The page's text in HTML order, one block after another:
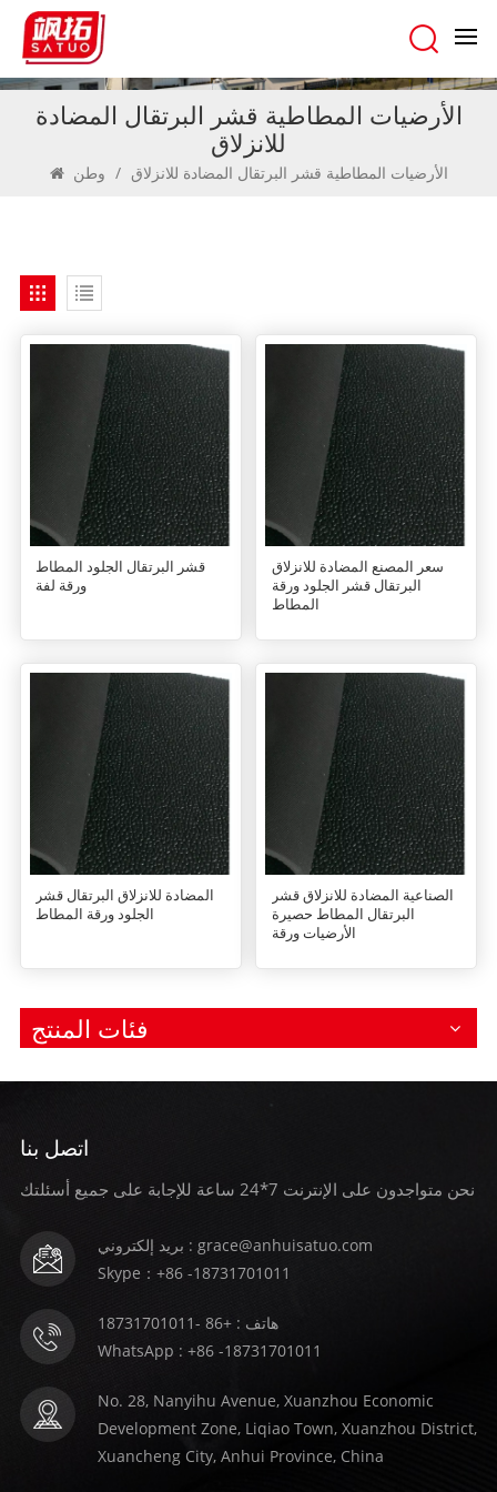
الأرضيات المطاطية قشر البرتقال المضادة
للانزلاق
/ الأرضيات المطاطية قشر البرتقال المضادة للانزلاق
قشر البرتقال الجلود المطاط
ورقة لفة
سعر المصنع المضادة للانزلاق
البرتقال قشر الجلود ورقة
المطاط
المضادة للانزلاق البرتقال قشر
الجلود ورقة المطاط
الصناعية المضادة للانزلاق قشر
البرتقال المطاط حصيرة
الأرضيات ورقة
فئات المنتج
اتصل بنا
نحن متواجدون على الإنترنت 7*24 ساعة للإجابة على جميع أسئلتك
بريد إلكتروني : grace@anhuisatuo.com
Skype：+86 -18731701011
هاتف : +86 -18731701011
WhatsApp : +86 -18731701011
No. 28, Nanyihu Avenue, Xuanzhou Economic
Development Zone, Liqiao Town, Xuanzhou District,
Xuancheng City, Anhui Province, China